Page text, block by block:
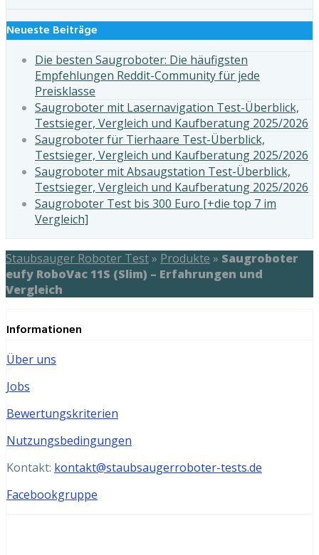
Neueste Beiträge
Die besten Saugroboter: Die häufigsten
Empfehlungen Reddit-Community für jede
Preisklasse
Saugroboter mit Lasernavigation Test-Überblick,
Testsieger, Vergleich und Kaufberatung 2025/2026
Saugroboter für Tierhaare Test-Überblick,
Testsieger, Vergleich und Kaufberatung 2025/2026
Saugroboter mit Absaugstation Test-Überblick,
Testsieger, Vergleich und Kaufberatung 2025/2026
Saugroboter Test bis 300 Euro [+die top 7 im
Vergleich]
Staubsauger Roboter Test» Produkte » Saugroboter
eufy RoboVac 11S (Slim) – Erfahrungen und
Vergleich
Informationen
Über uns
Jobs
Bewertungskriterien
Nutzungsbedingungen
Kontakt: kontakt@staubsaugerroboter-tests.de
Facebookgruppe